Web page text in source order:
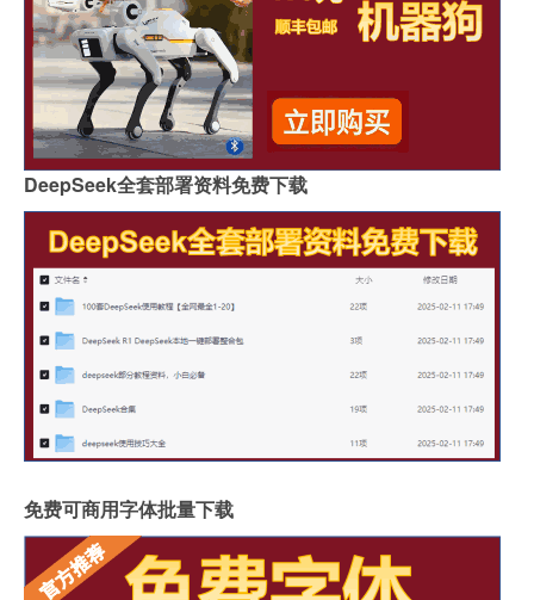
DeepSeek全套部署资料免费下载
免费可商用字体批量下载